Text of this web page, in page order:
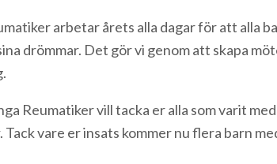
arbetar årets alla dagar för att alla
drömmar. Det gör vi genom att skapa
Reumatiker vill tacka er alla som varit
Tack vare er insats kommer nu flera barn